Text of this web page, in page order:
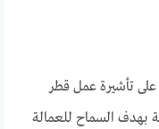
تأشيرة عمل قطر
بهدف السماح للعمالة